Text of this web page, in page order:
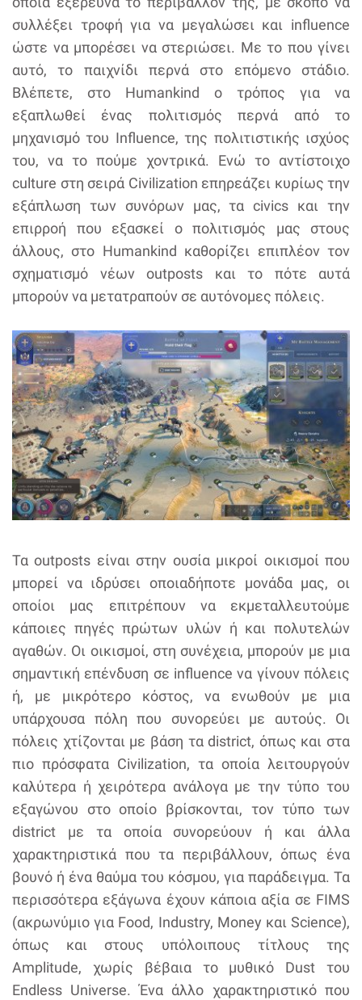
συλλέξει τροφή για να μεγαλώσει και influence
ώστε να μπορέσει να στεριώσει. Με το που γίνει
αυτό, το παιχνίδι περνά στο επόμενο στάδιο.
Βλέπετε, στο Humankind ο τρόπος για να
εξαπλωθεί ένας πολιτισμός περνά από το
μηχανισμό του Influence, της πολιτιστικής ισχύος
του, να το πούμε χοντρικά. Ενώ το αντίστοιχο
culture στη σειρά Civilization επηρεάζει κυρίως την
εξάπλωση των συνόρων μας, τα civics και την
επιρροή που εξασκεί ο πολιτισμός μας στους
άλλους, στο Humankind καθορίζει επιπλέον τον
σχηματισμό νέων outposts και το πότε αυτά
μπορούν να μετατραπούν σε αυτόνομες πόλεις.
Τα outposts είναι στην ουσία μικροί οικισμοί που
μπορεί να ιδρύσει οποιαδήποτε μονάδα μας, οι
οποίοι μας επιτρέπουν να εκμεταλλευτούμε
κάποιες πηγές πρώτων υλών ή και πολυτελών
αγαθών. Οι οικισμοί, στη συνέχεια, μπορούν με μια
σημαντική επένδυση σε influence να γίνουν πόλεις
ή, με μικρότερο κόστος, να ενωθούν με μια
υπάρχουσα πόλη που συνορεύει με αυτούς. Οι
πόλεις χτίζονται με βάση τα district, όπως και στα
πιο πρόσφατα Civilization, τα οποία λειτουργούν
καλύτερα ή χειρότερα ανάλογα με την τύπο του
εξαγώνου στο οποίο βρίσκονται, τον τύπο των
district με τα οποία συνορεύουν ή και άλλα
χαρακτηριστικά που τα περιβάλλουν, όπως ένα
βουνό ή ένα θαύμα του κόσμου, για παράδειγμα. Τα
περισσότερα εξάγωνα έχουν κάποια αξία σε FIΜS
(ακρωνύμιο για Food, Industry, Money και Science),
όπως και στους υπόλοιπους τίτλους της
Amplitude, χωρίς βέβαια το μυθικό Dust του
Endless Universe. Ένα άλλο χαρακτηριστικό που